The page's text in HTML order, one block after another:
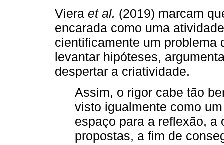
Viera et al. (2019) marcam
encarada como uma
cientificamente um problema
levantar hipóteses,
despertar a criatividade.
Assim, o rigor cabe tão
visto igualmente como
espaço para a reflexão,
propostas, a fim de